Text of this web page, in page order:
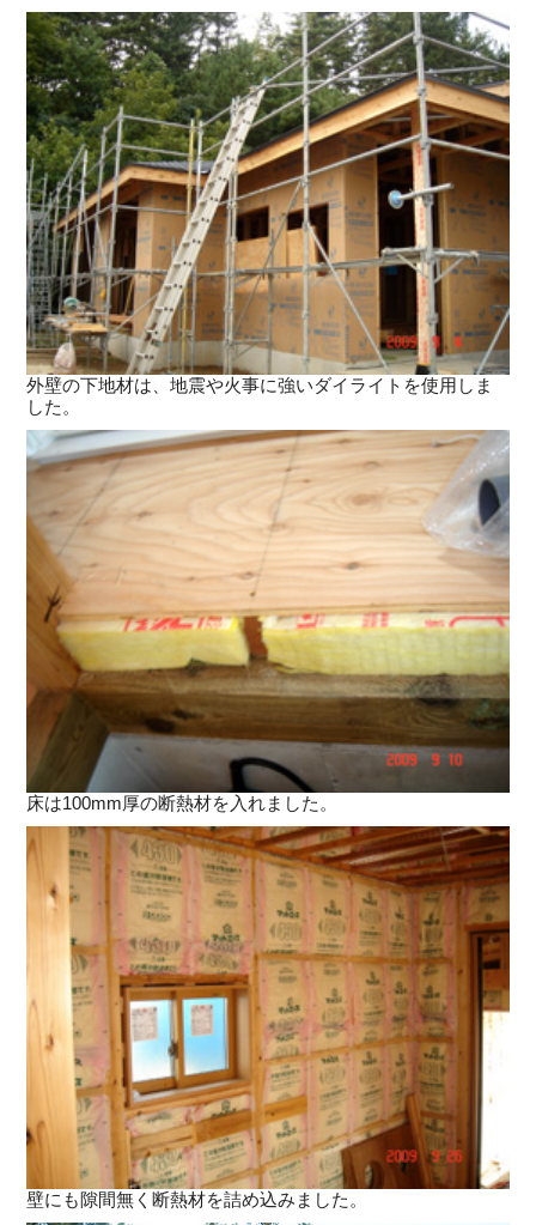
外壁の下地材は、地震や火事に強いダイライトを使用しま
した。
床は100mm厚の断熱材を入れました。
壁にも隙間無く断熱材を詰め込みました。